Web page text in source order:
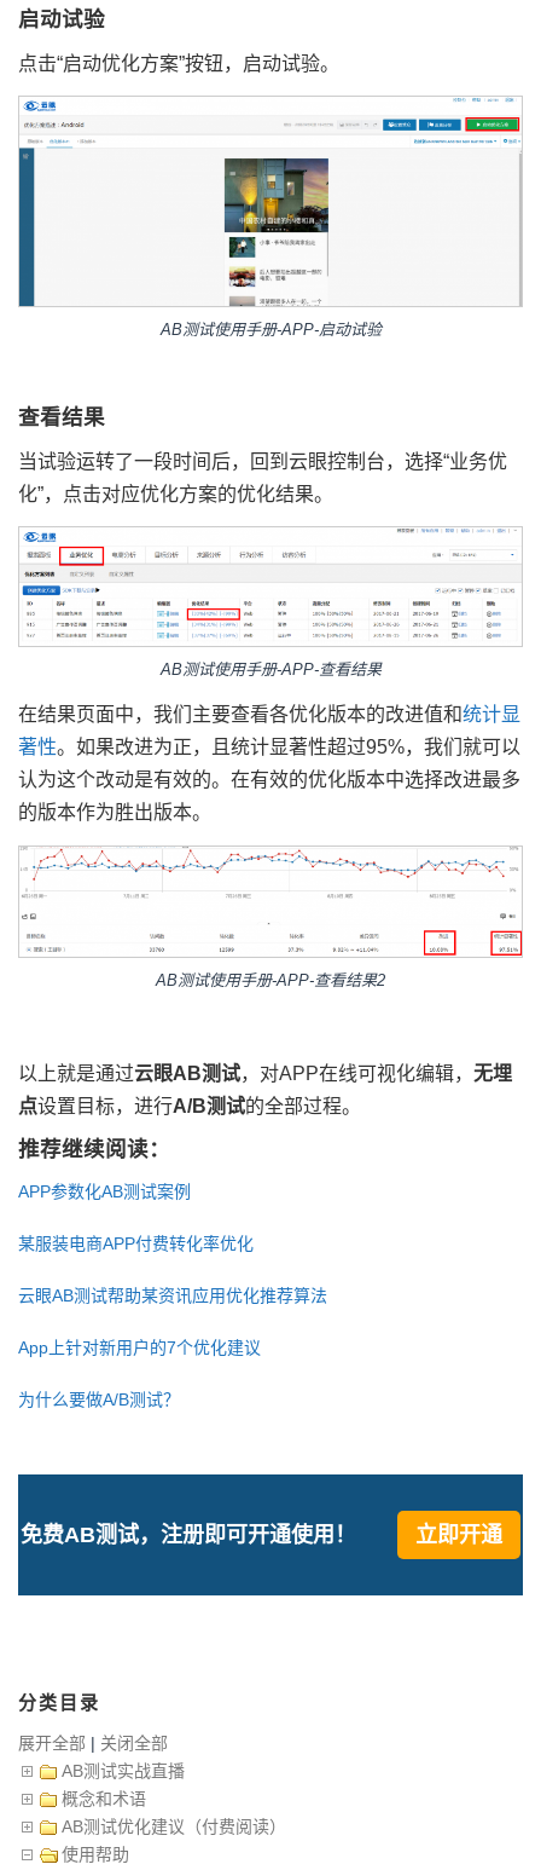
启动试验
点击“启动优化方案”按钮，启动试验。
AB测试使用手册-APP-启动试验
查看结果
当试验运转了一段时间后，回到云眼控制台，选择“业务优
化”，点击对应优化方案的优化结果。
AB测试使用手册-APP-查看结果
在结果页面中，我们主要查看各优化版本的改进值和统计显
著性。如果改进为正，且统计显著性超过95%，我们就可以
认为这个改动是有效的。在有效的优化版本中选择改进最多
的版本作为胜出版本。
AB测试使用手册-APP-查看结果2
以上就是通过云眼AB测试，对APP在线可视化编辑， 无埋
点设置目标，进行A/B测试的全部过程。
推荐继续阅读：
APP参数化AB测试案例
某服装电商APP付费转化率优化
云眼AB测试帮助某资讯应用优化推荐算法
App上针对新用户的7个优化建议
为什么要做A/B测试？
免费AB测试，注册即可开通使用！ 立即开通
分类目录
展开全部 | 关闭全部
AB测试实战直播
概念和术语
AB测试优化建议（付费阅读）
使用帮助